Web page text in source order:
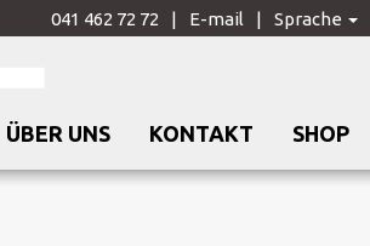
041 462 72 72 E-mail Sprache
ÜBER UNS KONTAKT SHOP